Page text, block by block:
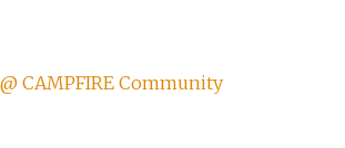
CAMPFIRE Community